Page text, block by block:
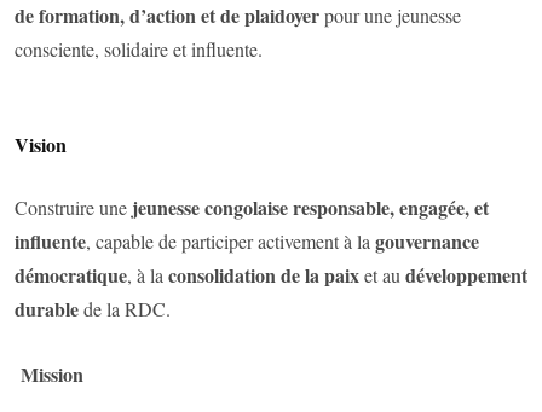
de formation, d’action et de plaidoyerpour une jeunesse
consciente, solidaire et influente.
Vision
Construire une jeunesse congolaise responsable, engagée, et
influente, capable de participer activement à la gouvernance
démocratique, à la consolidation de la paixet au développement
durablede la RDC.
Mission